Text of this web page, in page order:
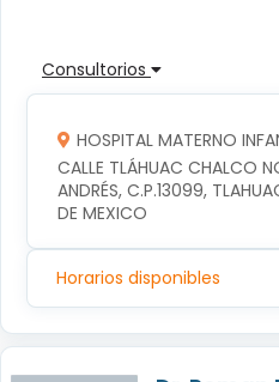
Consultorios
HOSPITAL MATERNO
CALLE TLÁHUAC CHALCO
ANDRÉS, C.P.13099,
DE MEXICO
Horarios disponibles